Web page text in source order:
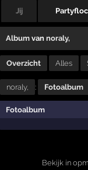
Jij
Album vannoraly,
Overzicht Alles
noraly, : Fotoalbum
Fotoalbum
Bekijk in